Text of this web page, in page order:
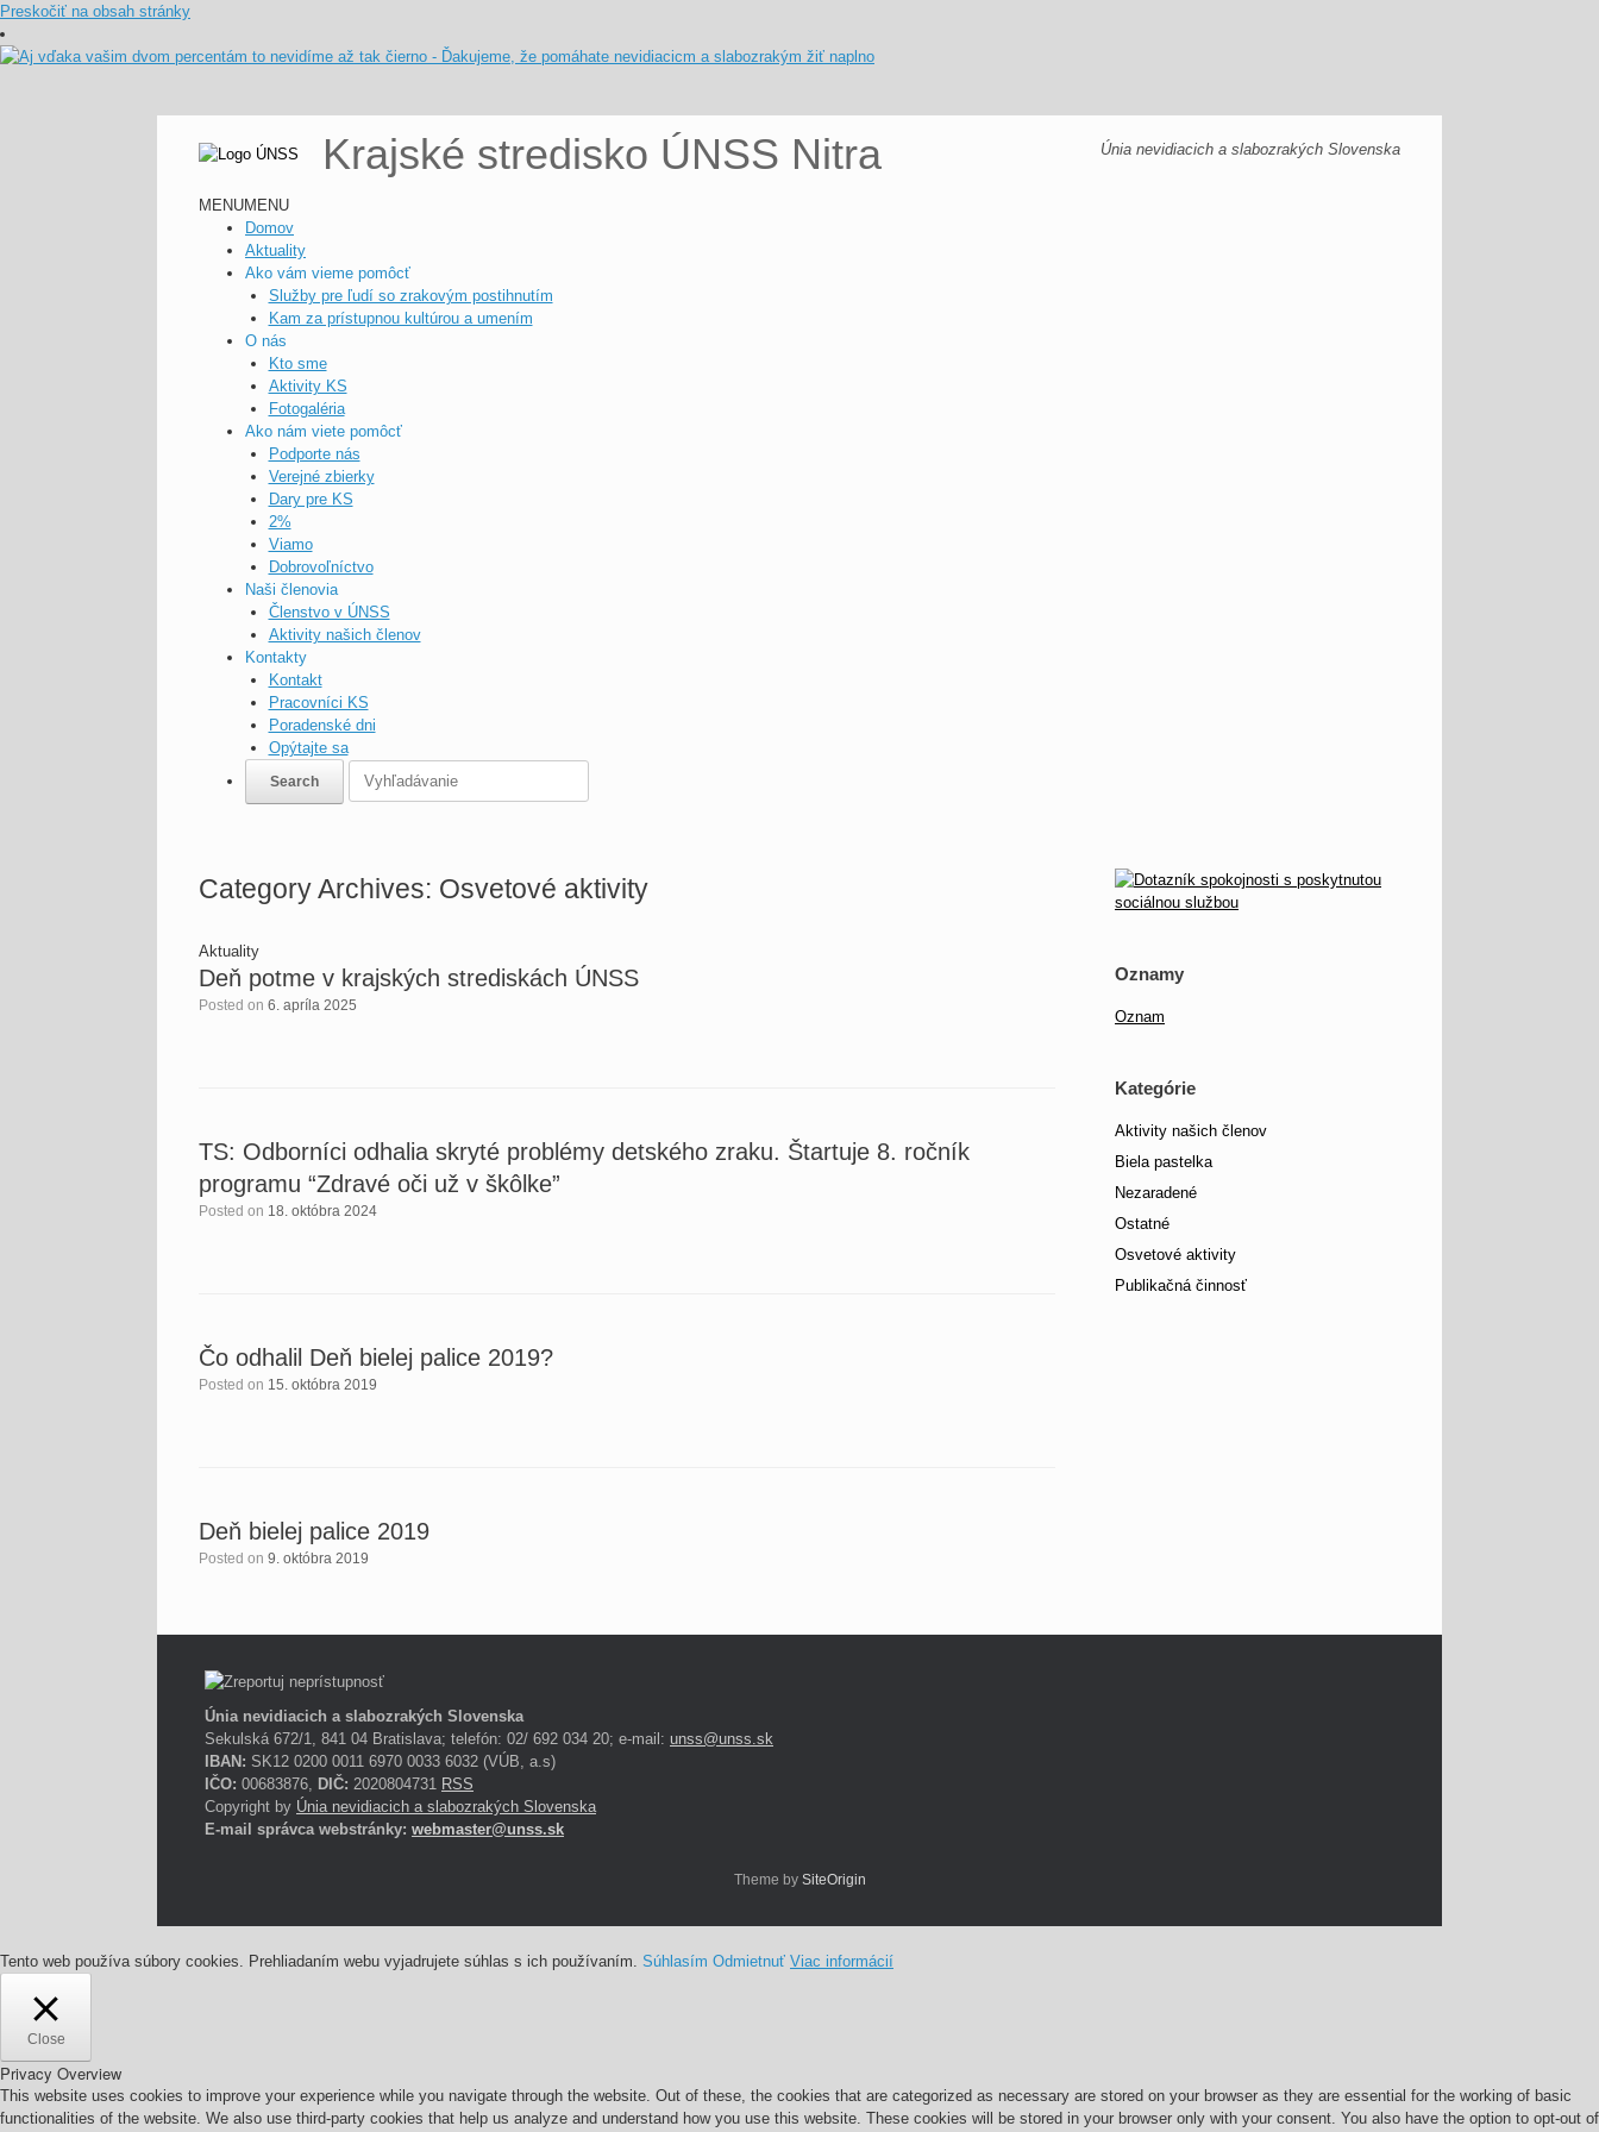
Preskočiť na obsah stránky
Krajské stredisko ÚNSS Nitra Únia nevidiacich a slabozrakých Slovenska
MENUMENU
Domov
Aktuality
Ako vám vieme pomôcť
Služby pre ľudí so zrakovým postihnutím
Kam za prístupnou kultúrou a umením
O nás
Kto sme
Aktivity KS
Fotogaléria
Ako nám viete pomôcť
Podporte nás
Verejné zbierky
Dary pre KS
2%
Viamo
Dobrovoľníctvo
Naši členovia
Členstvo v ÚNSS
Aktivity našich členov
Kontakty
Kontakt
Pracovníci KS
Poradenské dni
Opýtajte sa
Category Archives: Osvetové aktivity
Aktuality
Deň potme v krajských strediskách ÚNSS
Posted on 6. apríla 2025
TS: Odborníci odhalia skryté problémy detského zraku. Štartuje 8. ročník
programu “Zdravé oči už v škôlke”
Posted on 18. októbra 2024
Čo odhalil Deň bielej palice 2019?
Posted on 15. októbra 2019
Deň bielej palice 2019
Posted on 9. októbra 2019
Oznamy
Oznam
Kategórie
Aktivity našich členov
Biela pastelka
Nezaradené
Ostatné
Osvetové aktivity
Publikačná činnosť
Únia nevidiacich a slabozrakých Slovenska
Sekulská 672/1, 841 04 Bratislava; telefón: 02/ 692 034 20; e-mail: unss@unss.sk
IBAN: SK12 0200 0011 6970 0033 6032 (VÚB, a.s)
IČO: 00683876, DIČ: 2020804731 RSS
Copyright by Únia nevidiacich a slabozrakých Slovenska
E-mail správca webstránky: webmaster@unss.sk
Theme by SiteOrigin
Tento web používa súbory cookies. Prehliadaním webu vyjadrujete súhlas s ich používaním. Súhlasím Odmietnuť Viac informácií
Close
Privacy Overview
This website uses cookies to improve your experience while you navigate through the website. Out of these, the cookies that are categorized as necessary are stored on your browser as they are essential for the working of basic
functionalities of the website. We also use third-party cookies that help us analyze and understand how you use this website. These cookies will be stored in your browser only with your consent. You also have the option to opt-out of